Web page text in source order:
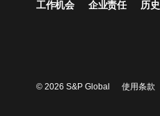
工作机会 企业责任 历史
© 2026 S&P Global 使用条款